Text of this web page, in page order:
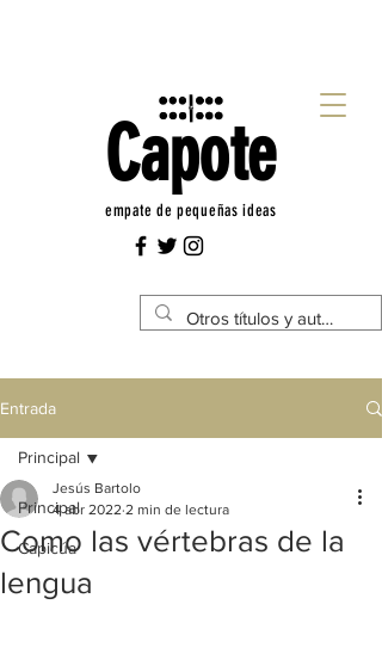
Capote
empate de pequeñas ideas
Entrada
Principal
Capicúa
Principal
Como las vértebras de la
lengua
Jesús Bartolo
4 abr 2022 2 min de lectura